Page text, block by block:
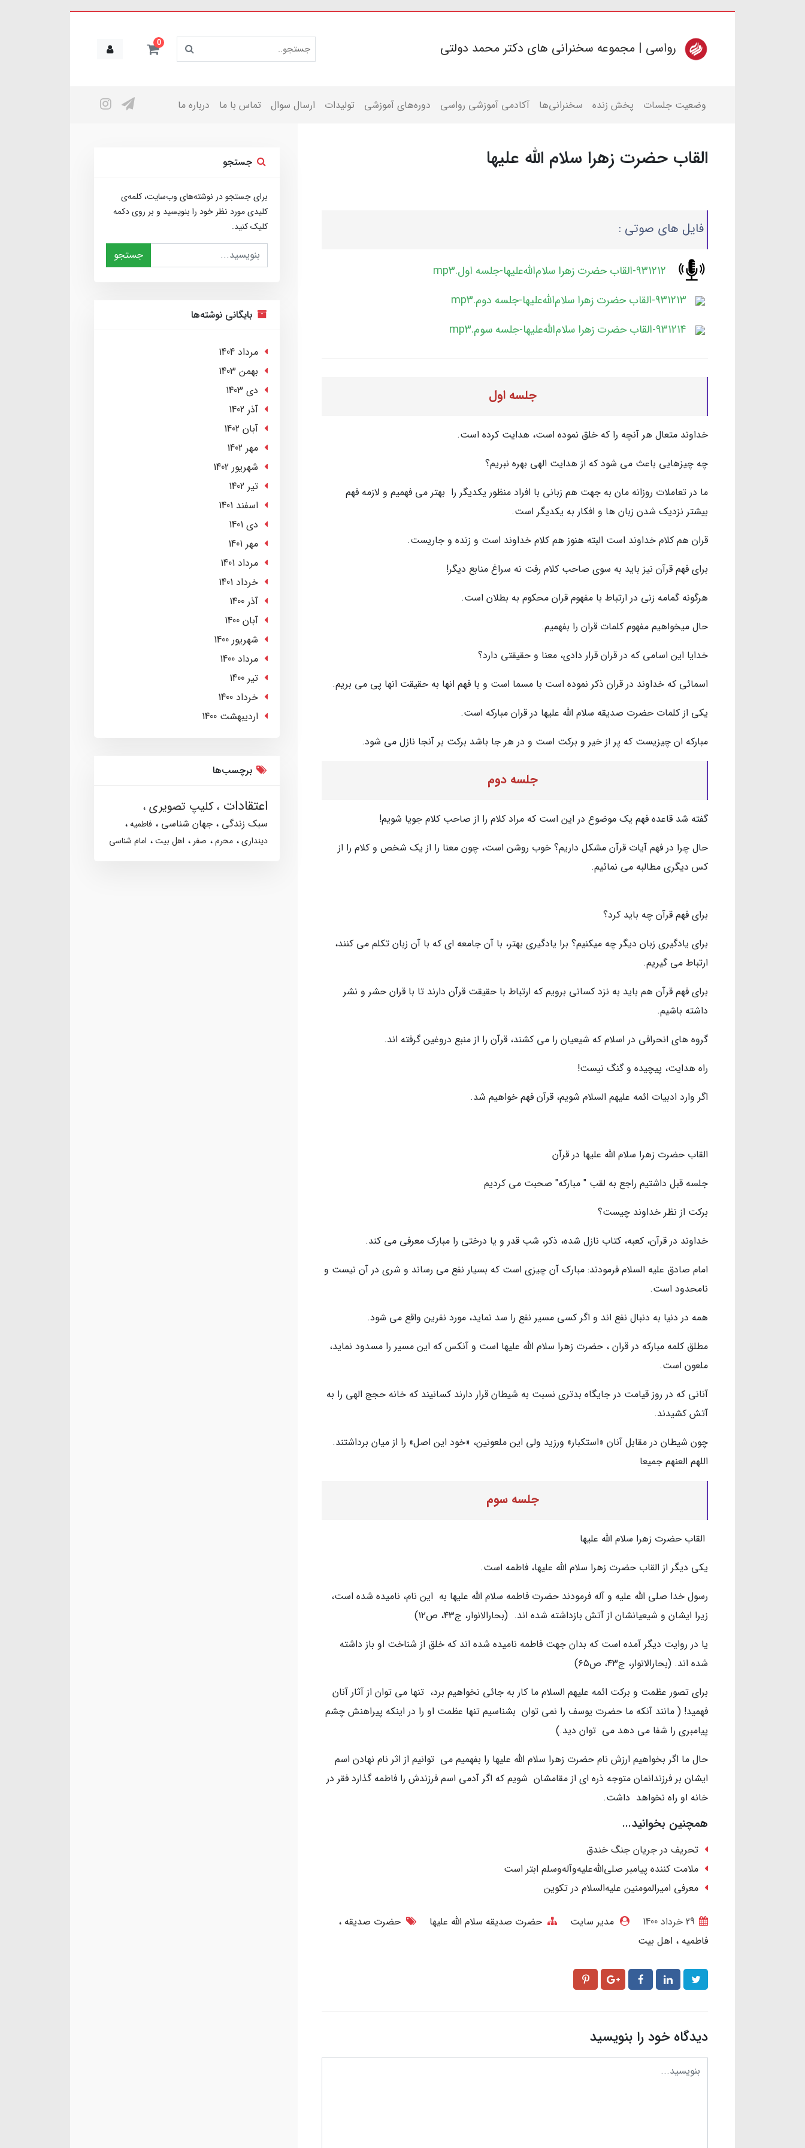
رواسی | مجموعه سخنرانی های دکتر محمد دولتی 0
وضعیت جلسات پخش زنده سخنرانی‌ها آکادمی آموزشی رواسی دوره‌های آموزشی تولیدات ارسال سوال تماس با ما درباره ما
القاب حضرت زهرا سلام الله علیها
فایل های صوتی :
931212-القاب حضرت زهرا سلام‌الله‌علیها-جلسه اول.mp3
931213-القاب حضرت زهرا سلام‌الله‌علیها-جلسه دوم.mp3
931214-القاب حضرت زهرا سلام‌الله‌علیها-جلسه سوم.mp3
جلسه اول
خداوند متعال هر آنچه را كه خلق نموده است، هدايت كرده است.
چه چيزهايي باعث مي شود كه از هدايت الهي بهره نبريم؟
ما در تعاملات روزانه مان به جهت هم زباني با افراد منظور يكديگر را بهتر مي فهميم و لازمه فهم
بيشتر نزديك شدن زبان ها و افكار به يكديگر است.
قران هم كلام خداوند است البته هنوز هم كلام خداوند است و زنده و جاريست.
براى فهم قرآن نيز بايد به سوى صاحب كلام رفت نه سراغ منابع ديگر!
هرگونه گمامه زني در ارتباط با مفهوم قران محكوم به بطلان است.
حال ميخواهيم مفهوم كلمات قران را بفهميم.
خدايا اين اسامي كه در قران قرار دادي، معنا و حقيقتي دارد؟
اسمائى كه خداوند در قران ذكر نموده است با مسما است و با فهم انها به حقيقت انها پي مي بريم.
يكي از كلمات حضرت صديقه سلام الله عليها در قران مباركه است.
مباركه ان چيزيست كه پر از خير و بركت است و در هر جا باشد بركت بر آنجا نازل مي شود.
جلسه دوم
گفته شد قاعده فهم یک موضوع در اين است كه مراد كلام را از صاحب كلام جويا شويم!
حال چرا در فهم آيات قرآن مشكل داريم؟ خوب روشن است، چون معنا را از يك شخص و كلام را از
كس ديگرى مطالبه مى نمائيم.
براي فهم قرآن چه بايد كرد؟
براى يادگيري زبان ديگر چه ميكنيم؟ برا يادگيري بهتر، با آن جامعه اي كه با آن زبان تكلم مي كنند،
ارتباط مى گيريم.
براى فهم قرآن هم بايد به نزد كساني برويم كه ارتباط با حقيقت قرآن دارند تا با قران حشر و نشر
داشته باشيم.
گروه هاى انحرافى در اسلام كه شيعیان را مى كشند، قرآن را از منبع دروغين گرفته اند.
راه هدايت، پيچيده و گنگ نيست!
اگر وارد ادبيات ائمه عليهم السلام شويم، قرآن فهم خواهيم شد.
القاب حضرت زهرا سلام الله عليها در قرآن
جلسه قبل داشتيم راجع به لقب " مباركه" صحبت مي كرديم
بركت از نظر خداوند چيست؟
خداوند در قرآن، كعبه، كتاب نازل شده، ذكر، شب قدر و يا درختي را مبارك معرفي مي كند.
امام صادق علیه السلام فرمودند: مبارك آن چيزي است كه بسيار نفع مى رساند و شري در آن نيست و
نامحدود است.
همه در دنيا به دنبال نفع اند و اگر كسى مسير نفع را سد نمايد، مورد نفرين واقع مي شود.
مطلق كلمه مباركه در قران ، حضرت زهرا سلام الله عليها است و آنكس كه اين مسير را مسدود نمايد،
ملعون است.
آناني كه در روز قيامت در جايگاه بدتري نسبت به شيطان قرار دارند كسانيند كه خانه حجج الهي را به
آتش كشيدند.
چون شيطان در مقابل آنان «استكبار» ورزيد ولي اين ملعونين، «خود اين اصل» را از ميان برداشتند.
اللهم العنهم جميعا
جلسه سوم
القاب حضرت زهرا سلام الله عليها
يكي ديگر از القاب حضرت زهرا سلام الله عليها، فاطمه است.
رسول خدا صلی الله علیه و آله فرمودند حضرت فاطمه سلام الله عليها به اين نام، ناميده شده است،
زیرا ایشان و شيعيانشان از آتش بازداشته شده اند. (بحارالانوار، ج۴۳، ص۱۲)
یا در روايت ديگر آمده است كه بدان جهت فاطمه ناميده شده اند كه خلق از شناخت او باز داشته
شده اند. (بحارالانوار، ج۴۳، ص۶۵)
براى تصور عظمت و بركت ائمه عليهم السلام ما كار به جائي نخواهيم برد، تنها مي توان از آثار آنان
فهميد! ( مانند آنكه ما حضرت يوسف را نمى توان بشناسيم تنها عظمت او را در اینکه پیراهنش چشم
پیامبری را شفا می دهد می توان دید.)
حال ما اگر بخواهيم ارزش نام حضرت زهرا سلام الله عليها را بفهميم مي توانيم از اثر نام نهادن اسم
ايشان بر فرزندانمان متوجه ذره ای از مقامشان شویم که اگر آدمى اسم فرزندش را فاطمه گذارد فقر در
خانه او راه نخواهد داشت.
همچنین بخوانید...
تحریف در جریان جنگ خندق
ملامت کننده پیامبر صلی‌الله‌علیه‌وآله‌وسلم ابتر است
معرفی امیرالمومنین علیه‌السلام در تکوین
مدیر سایت حضرت صدیقه سلام الله علیها
حضرت صدیقه
فاطمیه
اهل بیت
دیدگاه خود را بنویسید
جستجو
برای جستجو در نوشته‌های وب‌سایت، کلمه‌ی
کلیدی مورد نظر خود را بنویسید و بر روی دکمه
کلیک کنید.
جستجو
بایگانی نوشته‌ها
مرداد 1404
بهمن 1403
دی 1403
آذر 1402
آبان 1402
مهر 1402
شهریور 1402
تير 1402
اسفند 1401
دی 1401
مهر 1401
مرداد 1401
خرداد 1401
آذر 1400
آبان 1400
شهریور 1400
مرداد 1400
تير 1400
خرداد 1400
ارديبهشت 1400
برچسب‌ها
اعتقادات کلیپ تصویری
سبک زندگی جهان شناسی
فاطمیه
دینداری
محرم صفر اهل بیت امام شناسی